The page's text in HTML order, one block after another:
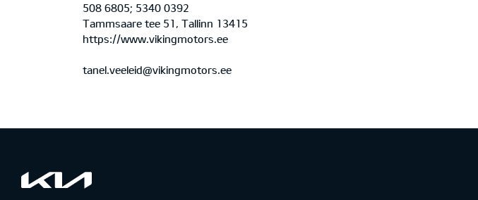
508 6805; 5340 0392
Tammsaare tee 51, Tallinn 13415
https://www.vikingmotors.ee
tanel.veeleid@vikingmotors.ee